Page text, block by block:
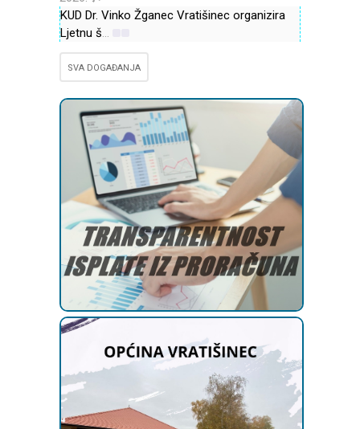
KUD Dr. Vinko Žganec Vratišinec organizira
Ljetnu š...
SVA DOGAĐANJA